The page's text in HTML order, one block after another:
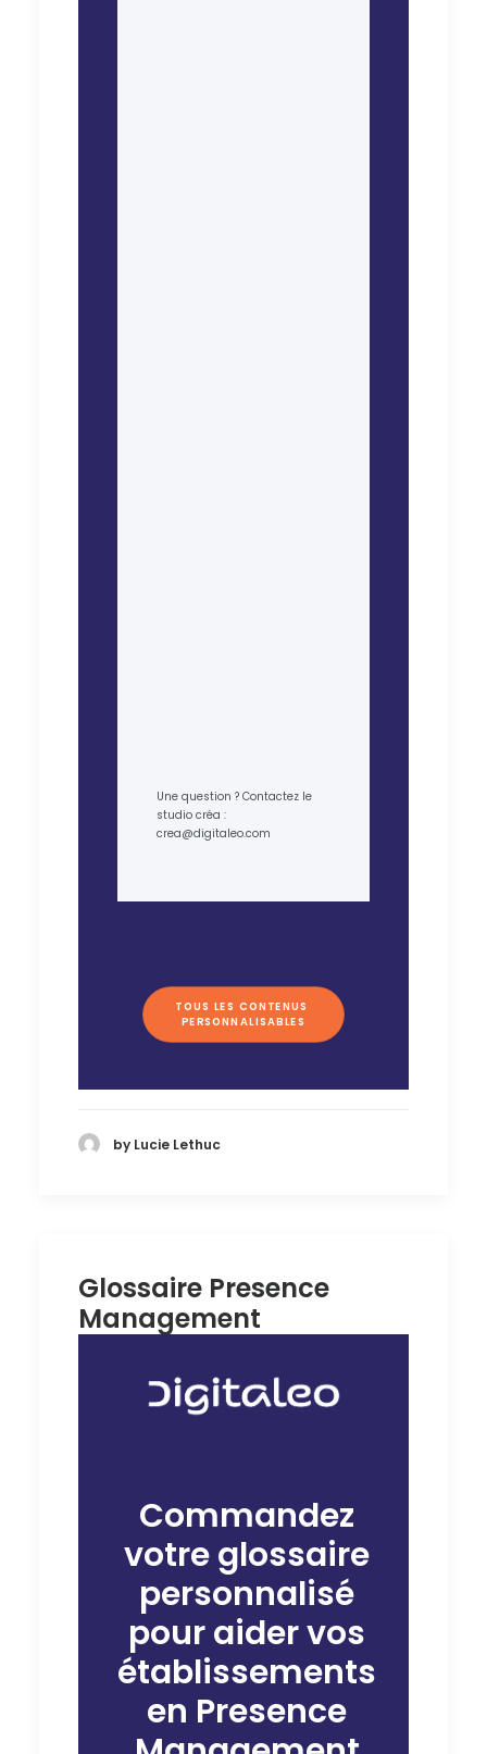
Une question ? Contactez le
studio créa :
crea@digitaleo.com
TOUS LES CONTENUS
PERSONNALISABLES
by Lucie Lethuc
Glossaire Presence
Management
Commandez
votre glossaire
personnalisé
pour aider vos
établissements
en Presence